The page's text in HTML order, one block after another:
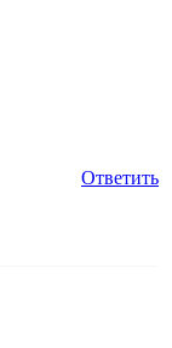
Ответить